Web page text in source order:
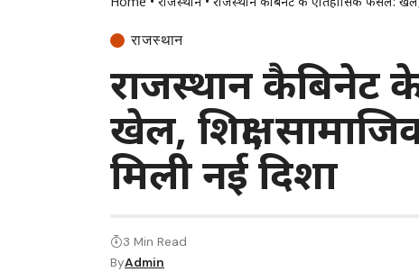
राजस्थान
राजस्थान कैबिनेट
खेल, शिक्षा,
मिली नई दिशा
ByAdmin
3 Min Read